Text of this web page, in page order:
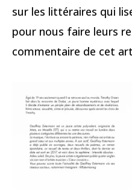
sur les littéraires qui
pour nous faire leurs
commentaire de cet